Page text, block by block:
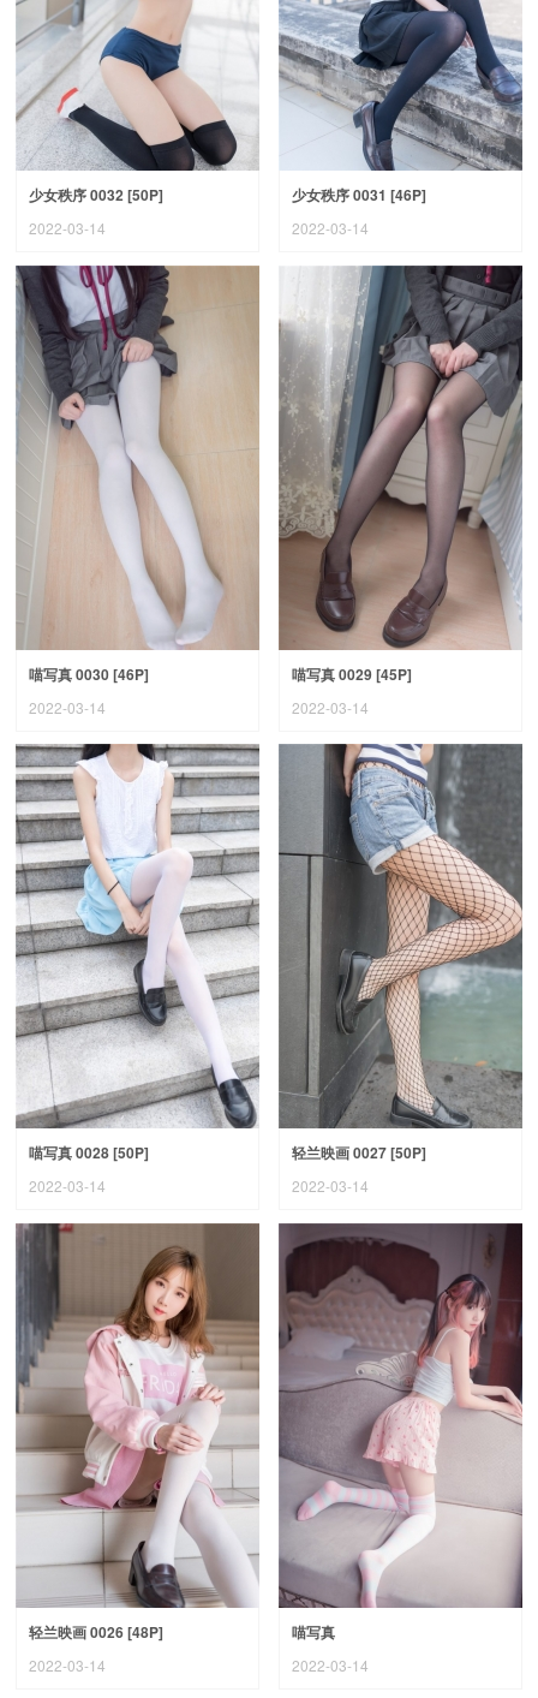
少女秩序 0032 [50P]
2022-03-14
少女秩序 0031 [46P]
2022-03-14
喵写真 0030 [46P]
2022-03-14
喵写真 0029 [45P]
2022-03-14
喵写真 0028 [50P]
2022-03-14
轻兰映画 0027 [50P]
2022-03-14
轻兰映画 0026 [48P]
2022-03-14
喵写真
2022-03-14